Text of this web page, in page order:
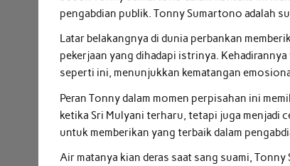
pengabdian publik. Tonny Sumartono adalah
Latar belakangnya di dunia perbankan
pekerjaan yang dihadapi istrinya.
seperti ini, menunjukkan kematangan
Peran Tonny dalam momen perpisahan ini
ketika Sri Mulyani terharu, tetapi juga menjadi
untuk memberikan yang terbaik dalam
Air matanya kian deras saat sang suami,